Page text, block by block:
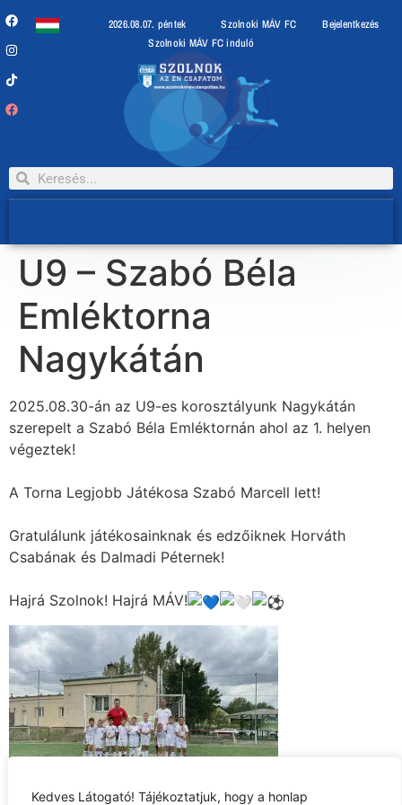
Kedves Látogató! Tájékoztatjuk, hogy a honlap
2026.08.07. péntek Szolnoki MÁV FC
Bejelentkezés
Szolnoki MÁV FC induló
U9 – Szabó Béla
Emléktorna
Nagykátán
2025.08.30-án az U9-es korosztályunk Nagykátán
szerepelt a Szabó Béla Emléktornán ahol az 1. helyen
végeztek!
A Torna Legjobb Játékosa Szabó Marcell lett!
Gratulálunk játékosainknak és edzőiknek Horváth
Csabának és Dalmadi Péternek!
Hajrá Szolnok! Hajrá MÁV!